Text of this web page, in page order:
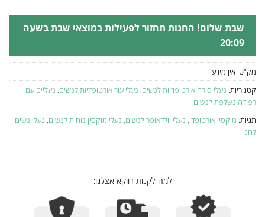
היה:
₪599.
הוא:
₪549.
שבת שלום! החנות תחזור לפעילות במוצאי שבת בשעה
20:09
מק"ט: אין מידע
קטגוריות: נעלי סירה אורטופדיות לנשים, נעלי עור אורטופדיות לנשים, נעליים עם
רפידה נשלפת לנשים
תגיות: מוקסין אורטופדי, נעלי וולדאופר לנשים, נעלי מוקסין נוחות לנשים, נעלי נשים
לחג
למה לקנות דווקא אצלנו: